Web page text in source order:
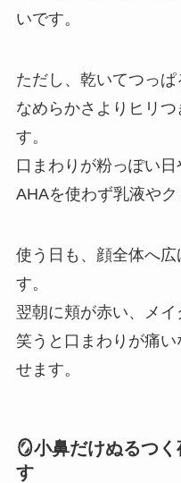
いです。
ただし、乾いてつっぱ
なめらかさよりヒリ
す。
口まわりが粉っぽい日
AHAを使わず乳液やク
使う日も、顔全体へ
す。
翌朝に頬が赤い、メイ
笑うと口まわりが痛
せます。
🪞小鼻だけぬるつ
す